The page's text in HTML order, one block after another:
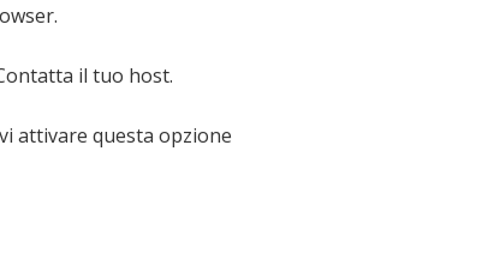
il tuo host.
attivare questa opzione